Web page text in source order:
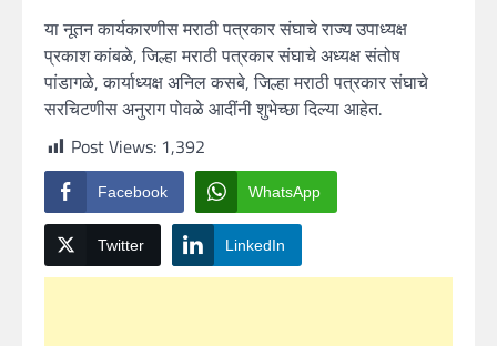
या नूतन कार्यकारणीस मराठी पत्रकार संघाचे राज्य उपाध्यक्ष
प्रकाश कांबळे, जिल्हा मराठी पत्रकार संघाचे अध्यक्ष संतोष
पांडागळे, कार्याध्यक्ष अनिल कसबे, जिल्हा मराठी पत्रकार संघाचे
सरचिटणीस अनुराग पोवळे आदींनी शुभेच्छा दिल्या आहेत.
Post Views: 1,392
Facebook WhatsApp
Twitter LinkedIn